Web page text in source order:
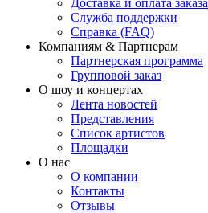
Служба поддержки
Справка (FAQ)
Компаниям & Партнерам
Партнерская программа
Групповой заказ
О шоу и концертах
Лента новостей
Представления
Список артистов
Площадки
О нас
О компании
Контакты
Отзывы